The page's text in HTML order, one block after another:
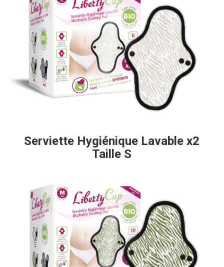
Serviette Hygiénique Lavable x2
Taille S